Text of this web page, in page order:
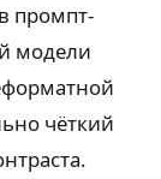
промпт-
модели
чёткий